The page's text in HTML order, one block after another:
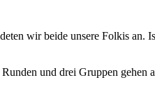
wir beide unsere Folkis an.
und drei Gruppen